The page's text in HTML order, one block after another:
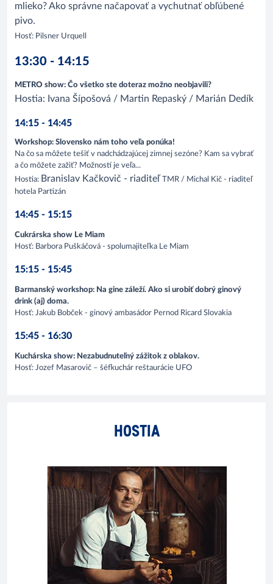
mlieko? Ako správne načapovať a vychutnať obľúbené
pivo.
Hosť: Pilsner Urquell
13:30 - 14:15
METRO show: Čo všetko ste doteraz možno neobjavili?
Hostia: Ivana Šípošová / Martin Repaský / Marián Dedík
14:15 - 14:45
Workshop: Slovensko nám toho veľa ponúka!
Na čo sa môžete tešiť v nadchádzajúcej zimnej sezóne? Kam sa vybrať
a čo môžete zažiť? Možností je veľa...
Hostia: Branislav Kačkovič - riaditeľ TMR / Michal Kič - riaditeľ
hotela Partizán
14:45 - 15:15
Cukrárska show Le Miam
Hosť: Barbora Puškáčová - spolumajiteľka Le Miam
15:15 - 15:45
Barmanský workshop: Na gine záleží. Ako si urobiť dobrý ginový
drink (aj) doma.
Hosť: Jakub Bobček - ginový ambasádor Pernod Ricard Slovakia
15:45 - 16:30
Kuchárska show: Nezabudnuteľný zážitok z oblakov.
Hosť: Jozef Masarovič – šéfkuchár reštaurácie UFO
HOSTIA